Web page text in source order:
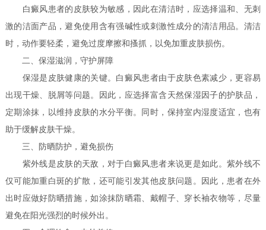
白癜风患者的皮肤较为敏感，因此在清洁时，应选择温和、无刺
激的洁面产品，避免使用含有强碱性或刺激性成分的清洁用品。清洁
时，动作要轻柔，避免过度摩擦和搔抓，以免加重皮肤损伤。
二、保湿滋润，守护屏障
保湿是皮肤健康的关键。白癜风患者由于皮肤色素减少，更容易
出现干燥、脱屑等问题。因此，应选择富含天然保湿因子的护肤品，
定期涂抹，以维持皮肤的水分平衡。同时，保持室内湿度适宜，也有
助于缓解皮肤干燥。
三、防晒防护，避免损伤
紫外线是皮肤的天敌，对于白癜风患者来说更是如此。紫外线不
仅可能加重白斑的扩散，还可能引发其他皮肤问题。因此，患者在外
出时应做好防晒措施，如涂抹防晒霜、戴帽子、穿长袖衣物等，尽量
避免在阳光强烈的时候外出。